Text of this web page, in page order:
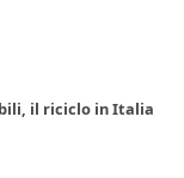
il riciclo in Italia